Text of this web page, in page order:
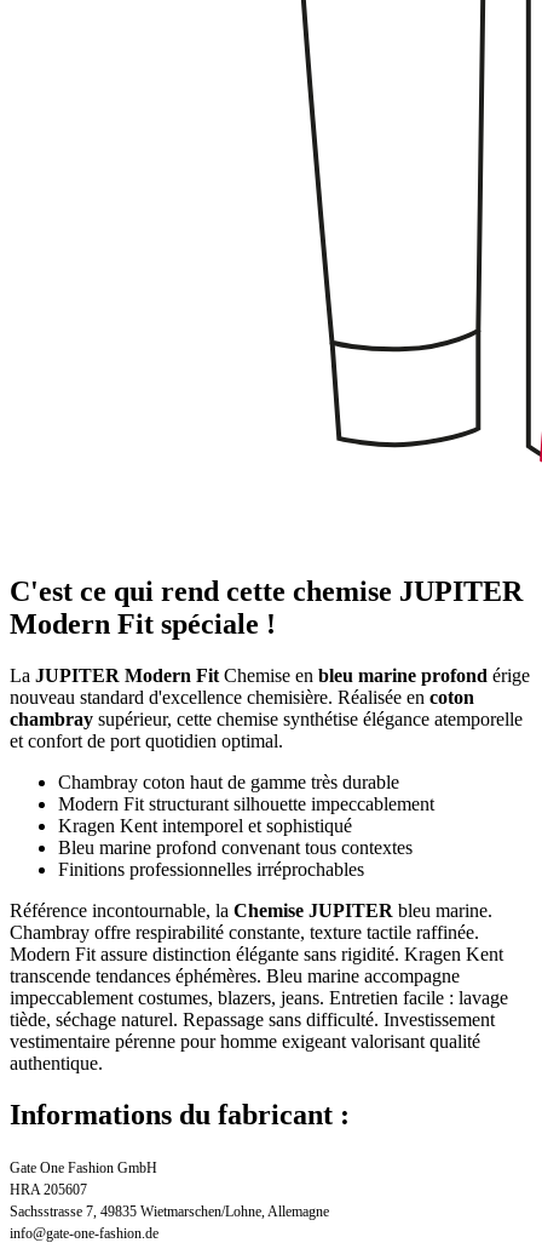
C'est ce qui rend cette chemise JUPITER
Modern Fit spéciale !
La JUPITER Modern Fit Chemise en bleu marine profond érige
nouveau standard d'excellence chemisière. Réalisée en coton
chambray supérieur, cette chemise synthétise élégance atemporelle
et confort de port quotidien optimal.
Chambray coton haut de gamme très durable
Modern Fit structurant silhouette impeccablement
Kragen Kent intemporel et sophistiqué
Bleu marine profond convenant tous contextes
Finitions professionnelles irréprochables
Référence incontournable, la Chemise JUPITER bleu marine.
Chambray offre respirabilité constante, texture tactile raffinée.
Modern Fit assure distinction élégante sans rigidité. Kragen Kent
transcende tendances éphémères. Bleu marine accompagne
impeccablement costumes, blazers, jeans. Entretien facile : lavage
tiède, séchage naturel. Repassage sans difficulté. Investissement
vestimentaire pérenne pour homme exigeant valorisant qualité
authentique.
Informations du fabricant :
Gate One Fashion GmbH
HRA 205607
Sachsstrasse 7, 49835 Wietmarschen/Lohne, Allemagne
info@gate-one-fashion.de